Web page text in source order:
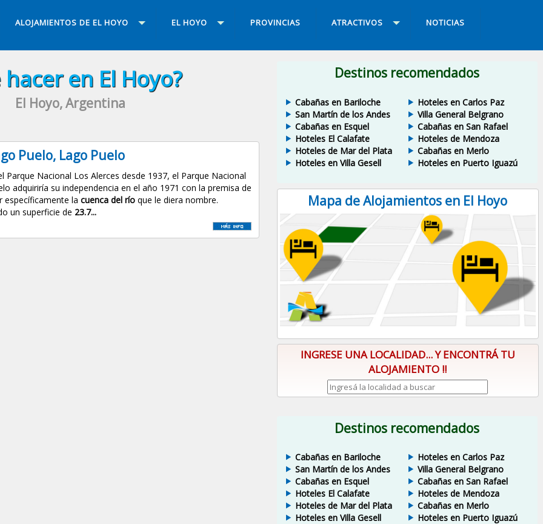
ALOJAMIENTOS DE EL HOYO EL HOYO PROVINCIAS ATRACTIVOS NOTICIAS
hacer en El Hoyo?
El Hoyo, Argentina
Puelo, Lago Puelo
Parque Nacional Los Alerces desde 1937, el Parque Nacional
adquiriría su independencia en el año 1971 con la premisa de
específicamente la cuenca del ríoque le diera nombre.
un superficie de 23.7...
Destinos recomendados
Cabañas en Bariloche
San Martín de los Andes
Cabañas en Esquel
Hoteles El Calafate
Hoteles de Mar del Plata
Hoteles en Villa Gesell
Hoteles en Carlos Paz
Villa General Belgrano
Cabañas en San Rafael
Hoteles de Mendoza
Cabañas en Merlo
Hoteles en Puerto Iguazú
Mapa de Alojamientos en El Hoyo
INGRESE UNA LOCALIDAD... Y ENCONTRÁ TU
ALOJAMIENTO !!
Destinos recomendados
Cabañas en Bariloche
San Martín de los Andes
Cabañas en Esquel
Hoteles El Calafate
Hoteles de Mar del Plata
Hoteles en Villa Gesell
Hoteles en Carlos Paz
Villa General Belgrano
Cabañas en San Rafael
Hoteles de Mendoza
Cabañas en Merlo
Hoteles en Puerto Iguazú